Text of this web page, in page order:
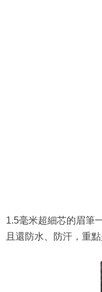
1.5毫米超細芯的眉筆
且還防水、防汗，重